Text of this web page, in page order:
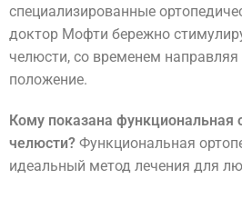
специализированные
доктор Мофти бережно
челюсти, со временем направляя
положение.
Кому показана функциональная
челюсти? Функциональная
идеальный метод лечения для